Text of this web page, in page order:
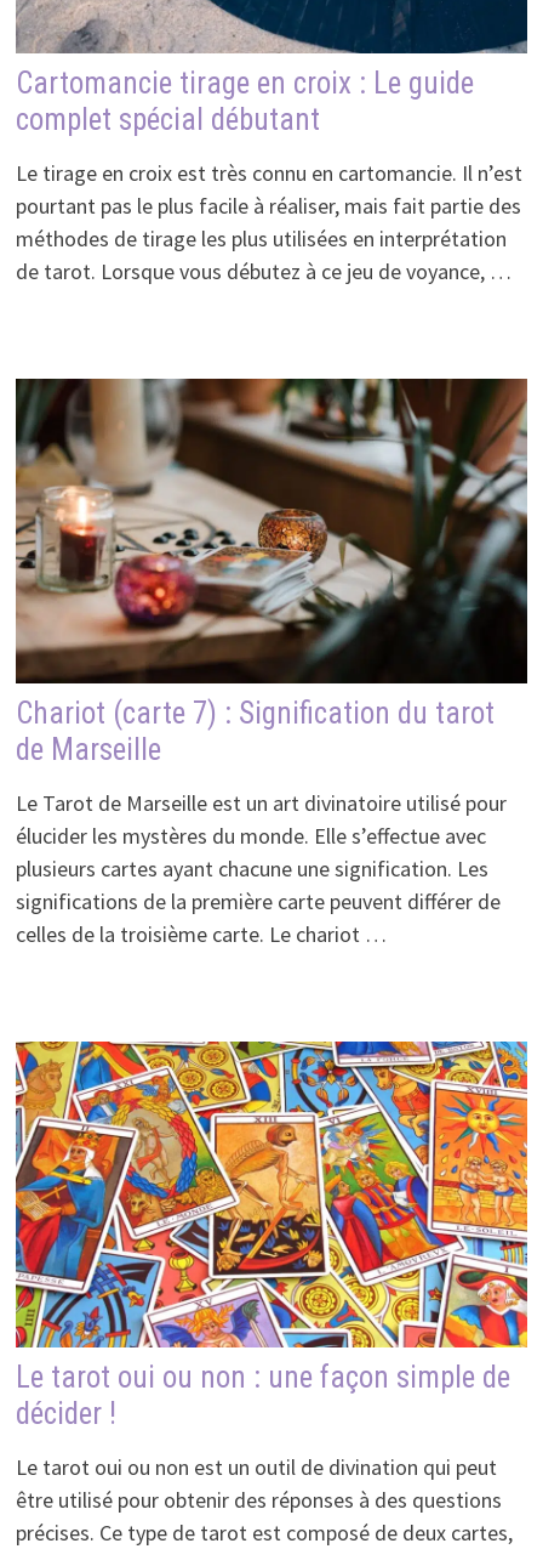
Cartomancie tirage en croix : Le guide
complet spécial débutant
Le tirage en croix est très connu en cartomancie. Il n’est
pourtant pas le plus facile à réaliser, mais fait partie des
méthodes de tirage les plus utilisées en interprétation
de tarot. Lorsque vous débutez à ce jeu de voyance, …
Chariot (carte 7) : Signification du tarot
de Marseille
Le Tarot de Marseille est un art divinatoire utilisé pour
élucider les mystères du monde. Elle s’effectue avec
plusieurs cartes ayant chacune une signification. Les
significations de la première carte peuvent différer de
celles de la troisième carte. Le chariot …
Le tarot oui ou non : une façon simple de
décider !
Le tarot oui ou non est un outil de divination qui peut
être utilisé pour obtenir des réponses à des questions
précises. Ce type de tarot est composé de deux cartes,